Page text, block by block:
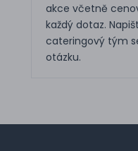
akce včetně
každý dotaz.
cateringový tým
otázku.